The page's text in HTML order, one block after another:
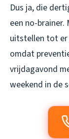
Dus ja, die
een no-brainer.
uitstellen tot er
omdat
vrijdagavond
weekend in de